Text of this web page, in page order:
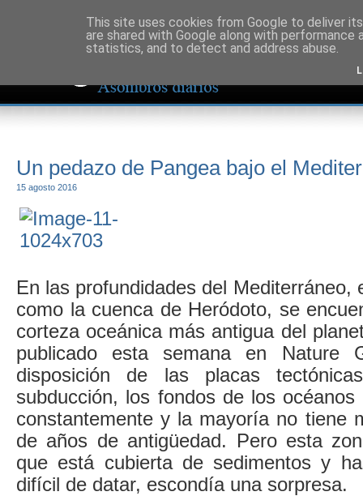
Un pedazo de Pangea bajo el
15 agosto 2016
En las profundidades del Mediterráneo,
como la cuenca de Heródoto, se
corteza oceánica más antigua del
publicado esta semana en Nature
disposición de las placas
subducción, los fondos de los
constantemente y la mayoría no tiene
de años de antigüedad. Pero esta
que está cubierta de sedimentos y
difícil de datar, escondía una sorpresa.
This site uses cookies from Google to deliver
are shared with Google along with
statistics, and to detect and address abuse.